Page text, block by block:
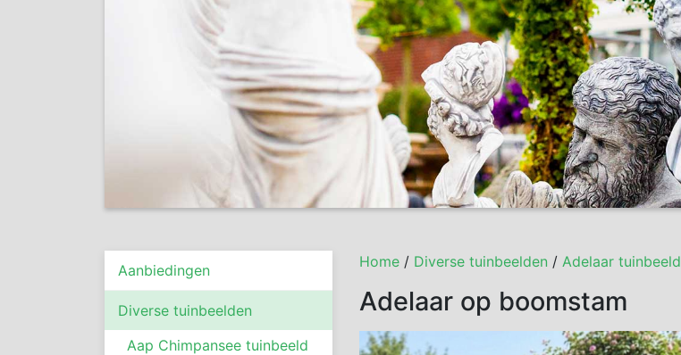
Aanbiedingen
Diverse tuinbeelden
Aap Chimpansee tuinbeeld
Home / Diverse tuinbeelden / Adelaar tuinbeeld
Adelaar op boomstam